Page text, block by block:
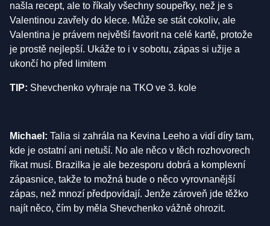
našla recept, ale to říkaly všechny soupeřky, než je s
Valentinou zavřely do klece. Může se stát cokoliv, ale
Valentina je právem největší favorit na celé kartě, protože
je prostě nejlepší. Ukáže to i v sobotu, zápas si užije a
ukončí ho před limitem
TIP: Shevchenko vyhraje na TKO ve 3. kole
Michael: Talia si zahrála na Kevina Leeho a vidí díry tam,
kde je ostatní ani netuší. No ale něco v těch rozhovorech
říkat musí. Brazilka je ale bezesporu dobrá a komplexní
zápasnice, takže to možná bude o něco vyrovnanější
zápas, než mnozí předpovídají. Jenže zároveň jde těžko
najít něco, čím by měla Shevchenko vážně ohrozit.